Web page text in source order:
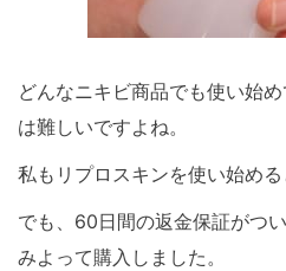
どんなニキビ商品でも使い始
は難しいですよね。
私もリプロスキンを使い始める
でも、60日間の返金保証がつ
みよって購入しました。